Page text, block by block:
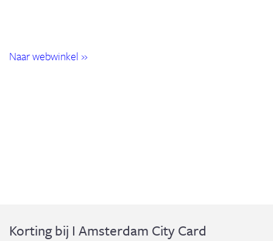
Naar webwinkel »
Korting bij I Amsterdam City Card